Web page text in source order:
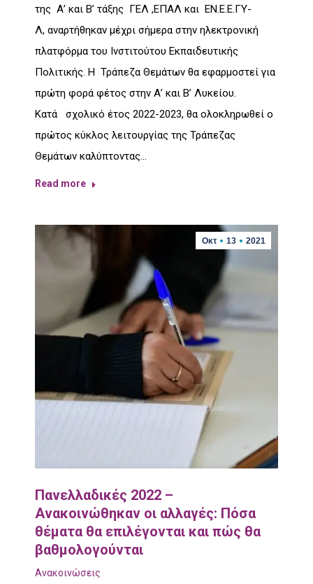
της Α’ και Β’ τάξης ΓΕΛ ,ΕΠΑΛ και ΕΝ.Ε.Ε.ΓΥ-
Λ, αναρτήθηκαν μέχρι σήμερα στην ηλεκτρονική
πλατφόρμα του Ινστιτούτου Εκπαιδευτικής
Πολιτικής. Η Τράπεζα Θεμάτων θα εφαρμοστεί για
πρώτη φορά φέτος στην Α’ και Β’ Λυκείου.
Κατά σχολικό έτος 2022-2023, θα ολοκληρωθεί ο
πρώτος κύκλος λειτουργίας της Τράπεζας
Θεμάτων καλύπτοντας…
Read more
Οκτ 13 2021
Πανελλαδικές 2022 –
Ανακοινώθηκαν οι αλλαγές: Πόσα
θέματα θα επιλέγονται και πώς θα
βαθμολογούνται
Ανακοινώσεις